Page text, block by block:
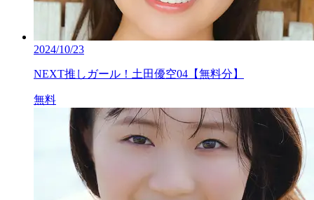
2024/10/23
NEXT推しガール！土田優空04【無料分】
無料